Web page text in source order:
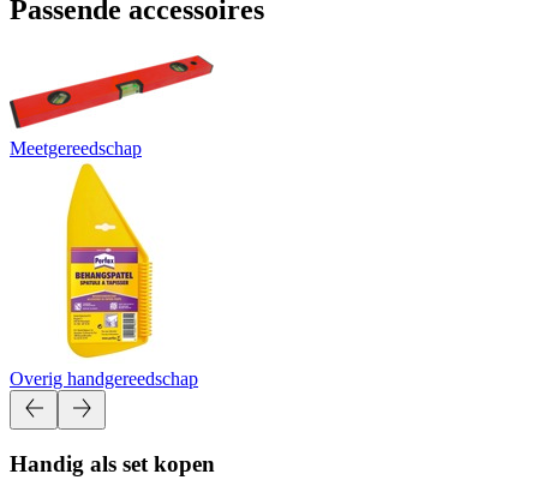
Passende accessoires
Meetgereedschap
Overig handgereedschap
Handig als set kopen